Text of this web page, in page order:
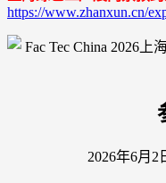
https://www.zhanxun.cn/
2026年6月2